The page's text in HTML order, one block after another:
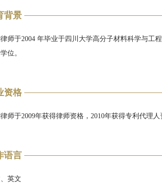
背景
师于2004 年毕业于四川大学高分子材料科学与工
位。
资格
师于2009年获得律师资格，2010年获得专利代理人
语言
英文